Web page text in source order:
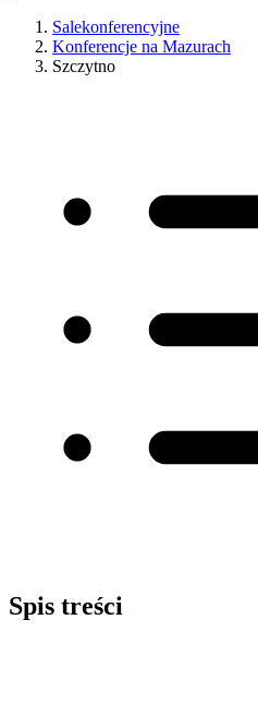
Salekonferencyjne
Konferencje na Mazurach
Szczytno
Spis treści